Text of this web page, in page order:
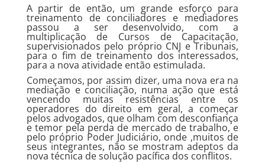
A partir de então, um grande esforço para
treinamento de conciliadores e mediadores
passou a ser desenvolvido, com a
multiplicação de Cursos de Capacitação,
supervisionados pelo próprio CNJ e Tribunais,
para o fim de treinamento dos interessados,
para a nova atividade então estimulada.
Começamos, por assim dizer, uma nova era na
mediação e conciliação, numa ação que está
vencendo muitas resistências entre os
operadores do direito em geral, a começar
pelos advogados, que olham com desconfiança
e temor pela perda de mercado de trabalho, e
pelo próprio Poder Judiciário, onde ,muitos de
seus integrantes, não se mostram adeptos da
nova técnica de solução pacífica dos conflitos.